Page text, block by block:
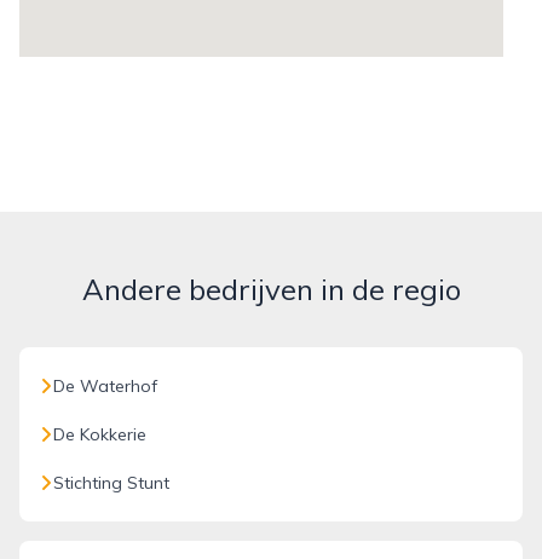
Andere bedrijven in de regio
De Waterhof
De Kokkerie
Stichting Stunt